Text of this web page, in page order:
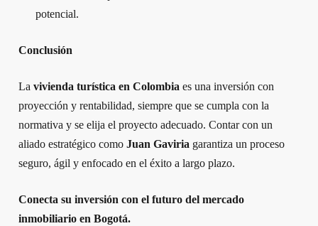
potencial.
Conclusión
La vivienda turística en Colombia es una inversión con
proyección y rentabilidad, siempre que se cumpla con la
normativa y se elija el proyecto adecuado. Contar con un
aliado estratégico como Juan Gaviria garantiza un proceso
seguro, ágil y enfocado en el éxito a largo plazo.
Conecta su inversión con el futuro del mercado
inmobiliario en Bogotá.